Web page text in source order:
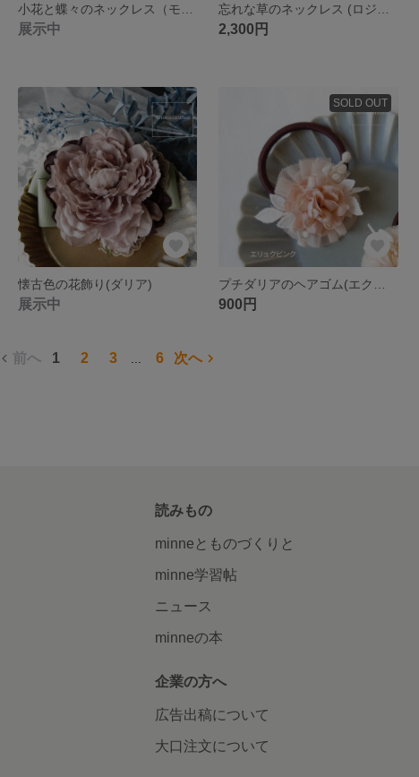
展示中 2,300円
懐古色の花飾り(ダリア)
展示中
SOLD OUT
900円
前へ 1 2 3 6 次へ
読みもの
minneとものづくりと
minne学習帖
ニュース
minneの本
企業の方へ
広告出稿について
大口注文について